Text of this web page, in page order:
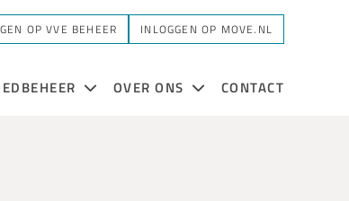
OP VVE BEHEER INLOGGEN OP MOVE.NL
OVER ONS CONTACT